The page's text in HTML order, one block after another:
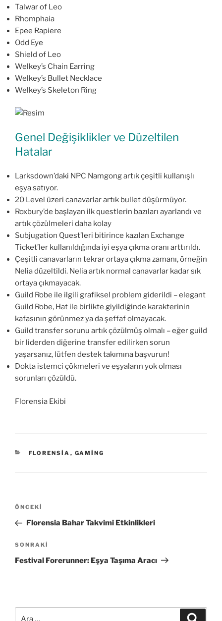
Talwar of Leo
Rhomphaia
Epee Rapiere
Odd Eye
Shield of Leo
Welkey’s Chain Earring
Welkey’s Bullet Necklace
Welkey’s Skeleton Ring
Genel Değişiklikler ve Düzeltilen
Hatalar
Larksdown’daki NPC Namgong artık çeşitli kullanışlı
eşya satıyor.
20 Level üzeri canavarlar artık bullet düşürmüyor.
Roxbury’de başlayan ilk questlerin bazıları ayarlandı ve
artık çözülmeleri daha kolay
Subjugation Quest’leri bitirince kazılan Exchange
Ticket’ler kullanıldığında iyi eşya çıkma oranı arttırıldı.
Çeşitli canavarların tekrar ortaya çıkma zamanı, örneğin
Nelia düzeltildi. Nelia artık normal canavarlar kadar sık
ortaya çıkmayacak.
Guild Robe ile ilgili grafiksel problem giderildi – elegant
Guild Robe, Hat ile birlikte giyildiğinde karakterinin
kafasının görünmez ya da şeffaf olmayacak.
Guild transfer sorunu artık çözülmüş olmalı – eğer guild
bir liderden diğerine transfer edilirken sorun
yaşarsanız, lütfen destek takımına başvurun!
Dokta istemci çökmeleri ve eşyaların yok olması
sorunları çözüldü.
Florensia Ekibi
KATEGORILER
FLORENSIA , GAMING
Yazı
Önceki
Yazı
ÖNCEKI
Florensia Bahar Takvimi Etkinlikleri
Sonraki
Yazı
SONRAKI
Festival Forerunner: Eşya Taşıma Aracı